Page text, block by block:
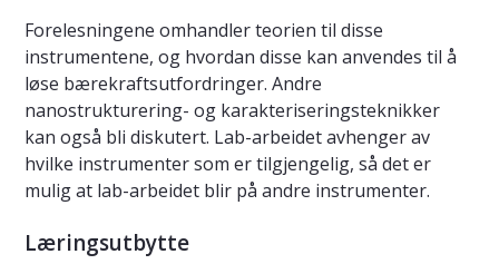
Forelesningene omhandler teorien til disse
instrumentene, og hvordan disse kan anvendes til å
løse bærekraftsutfordringer. Andre
nanostrukturering- og karakteriseringsteknikker
kan også bli diskutert. Lab-arbeidet avhenger av
hvilke instrumenter som er tilgjengelig, så det er
mulig at lab-arbeidet blir på andre instrumenter.
Læringsutbytte